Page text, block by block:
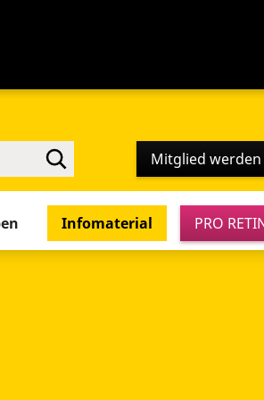
Mitglied werden
Infomaterial PRO